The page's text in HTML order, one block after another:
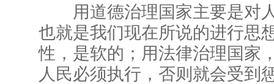
用道德治理国家主要是对
也就是我们现在所说的进行思
性，是软的；用法律治理国家
人民必须执行，否则就会受到